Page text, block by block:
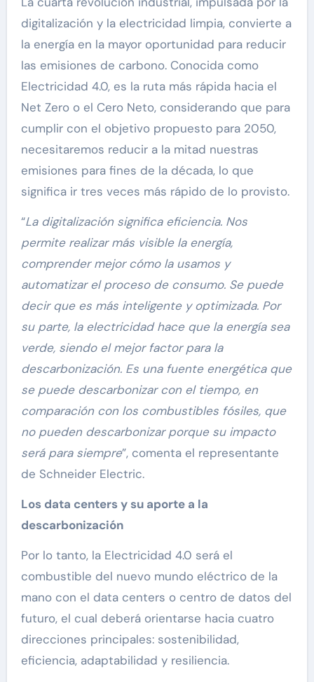
digitalización y la electricidad limpia, convierte a
la energía en la mayor oportunidad para reducir
las emisiones de carbono. Conocida como
Electricidad 4.0, es la ruta más rápida hacia el
Net Zero o el Cero Neto, considerando que para
cumplir con el objetivo propuesto para 2050,
necesitaremos reducir a la mitad nuestras
emisiones para fines de la década, lo que
significa ir tres veces más rápido de lo provisto.
“La digitalización significa eficiencia. Nos
permite realizar más visible la energía,
comprender mejor cómo la usamos y
automatizar el proceso de consumo. Se puede
decir que es más inteligente y optimizada. Por
su parte, la electricidad hace que la energía sea
verde, siendo el mejor factor para la
descarbonización. Es una fuente energética que
se puede descarbonizar con el tiempo, en
comparación con los combustibles fósiles, que
no pueden descarbonizar porque su impacto
será para siempre”, comenta el representante
de Schneider Electric.
Los data centers y su aporte a la
descarbonización
Por lo tanto, la Electricidad 4.0 será el
combustible del nuevo mundo eléctrico de la
mano con el data centers o centro de datos del
futuro, el cual deberá orientarse hacia cuatro
direcciones principales: sostenibilidad,
eficiencia, adaptabilidad y resiliencia.